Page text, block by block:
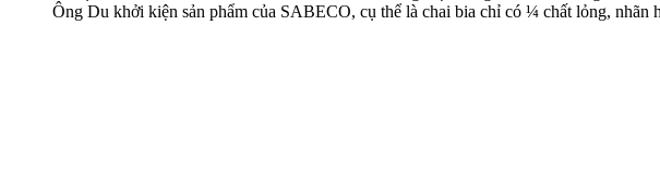
Ông Du khởi kiện sản phẩm của SABECO, cụ thể là chai bia chỉ có ¼ chất lỏng, nhãn